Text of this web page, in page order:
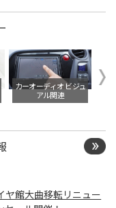
カーオーディオ ビジュ
アル関連
ヤ館大曲移転リニュー